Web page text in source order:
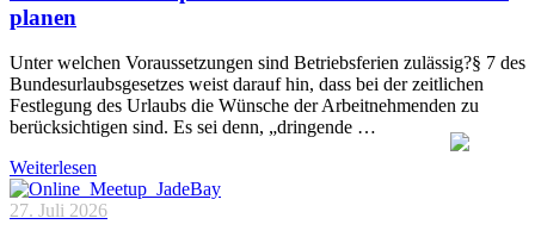
planen
Unter welchen Voraussetzungen sind Betriebsferien zulässig?§ 7 des
Bundesurlaubsgesetzes weist darauf hin, dass bei der zeitlichen
Festlegung des Urlaubs die Wünsche der Arbeitnehmenden zu
berücksichtigen sind. Es sei denn, „dringende …
Weiterlesen
27. Juli 2026